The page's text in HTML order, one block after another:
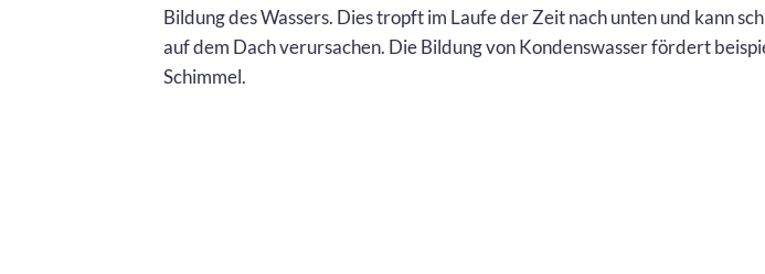
Bildung des Wassers. Dies tropft im Laufe der Zeit nach unten und kann
auf dem Dach verursachen. Die Bildung von Kondenswasser fördert
Schimmel.